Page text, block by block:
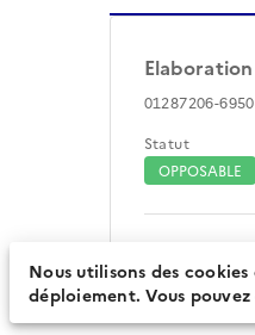
01287206-
Statut
OPPOSABLE
Nous utilisons des
déploiement. Vous